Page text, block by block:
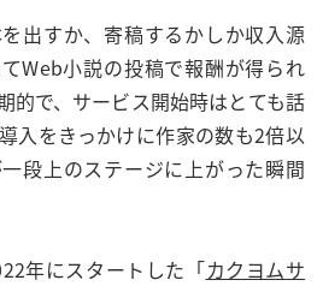
出すか、寄稿するかしか収入源
Web小説の投稿で報酬が得られ
的で、サービス開始時はとても話
入をきっかけに作家の数も2倍以
段上のステージに上がった瞬間
年にスタートした「カクヨムサ